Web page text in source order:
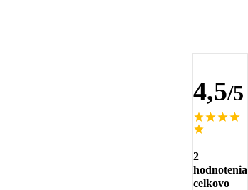
4,5/5
2
hodnotenia
celkovo